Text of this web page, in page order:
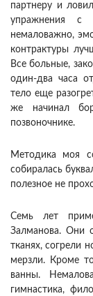
партнеру и
упражнения с
немаловажно,
контрактуры
Все больные,
один-два часа
тело еще
же начинал
позвоночнике.
Методика моя
собиралась
полезное не
Семь лет
Залманова. Они
тканях, согрели
мерзли. Кроме
ванны.
гимнастика,